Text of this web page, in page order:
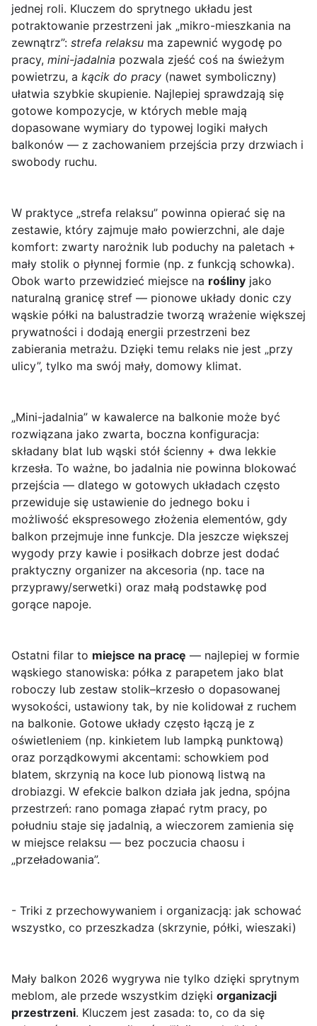
jednej roli. Kluczem do sprytnego układu jest
potraktowanie przestrzeni jak „mikro-mieszkania na
zewnątrz”: strefa relaksu ma zapewnić wygodę po
pracy, mini-jadalnia pozwala zjeść coś na świeżym
powietrzu, a kącik do pracy (nawet symboliczny)
ułatwia szybkie skupienie. Najlepiej sprawdzają się
gotowe kompozycje, w których meble mają
dopasowane wymiary do typowej logiki małych
balkonów — z zachowaniem przejścia przy drzwiach i
swobody ruchu.
W praktyce „strefa relaksu” powinna opierać się na
zestawie, który zajmuje mało powierzchni, ale daje
komfort: zwarty narożnik lub poduchy na paletach +
mały stolik o płynnej formie (np. z funkcją schowka).
Obok warto przewidzieć miejsce na rośliny jako
naturalną granicę stref — pionowe układy donic czy
wąskie półki na balustradzie tworzą wrażenie większej
prywatności i dodają energii przestrzeni bez
zabierania metrażu. Dzięki temu relaks nie jest „przy
ulicy”, tylko ma swój mały, domowy klimat.
„Mini-jadalnia” w kawalerce na balkonie może być
rozwiązana jako zwarta, boczna konfiguracja:
składany blat lub wąski stół ścienny + dwa lekkie
krzesła. To ważne, bo jadalnia nie powinna blokować
przejścia — dlatego w gotowych układach często
przewiduje się ustawienie do jednego boku i
możliwość ekspresowego złożenia elementów, gdy
balkon przejmuje inne funkcje. Dla jeszcze większej
wygody przy kawie i posiłkach dobrze jest dodać
praktyczny organizer na akcesoria (np. tace na
przyprawy/serwetki) oraz małą podstawkę pod
gorące napoje.
Ostatni filar to miejsce na pracę — najlepiej w formie
wąskiego stanowiska: półka z parapetem jako blat
roboczy lub zestaw stolik–krzesło o dopasowanej
wysokości, ustawiony tak, by nie kolidował z ruchem
na balkonie. Gotowe układy często łączą je z
oświetleniem (np. kinkietem lub lampką punktową)
oraz porządkowymi akcentami: schowkiem pod
blatem, skrzynią na koce lub pionową listwą na
drobiazgi. W efekcie balkon działa jak jedna, spójna
przestrzeń: rano pomaga złapać rytm pracy, po
południu staje się jadalnią, a wieczorem zamienia się
w miejsce relaksu — bez poczucia chaosu i
„przeładowania”.
- Triki z przechowywaniem i organizacją: jak schować
wszystko, co przeszkadza (skrzynie, półki, wieszaki)
Mały balkon 2026 wygrywa nie tylko dzięki sprytnym
meblom, ale przede wszystkim dzięki organizacji
przestrzeni. Kluczem jest zasada: to, co da się